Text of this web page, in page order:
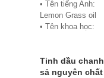
• Tên tiếng Anh:
Lemon Grass oil
• Tên khoa học:
• Chủng loại: Thiết
bị xông hơi
Tinh dầu chanh
sả nguyên chất